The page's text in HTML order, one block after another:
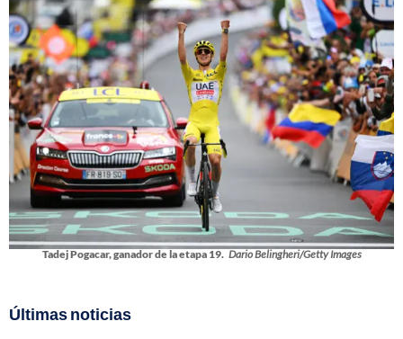
Tadej Pogacar, ganador de la etapa 19. Dario Belingheri/Getty Images
Últimas noticias